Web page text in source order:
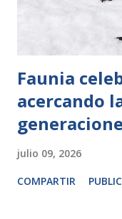
Faunia
acercando
julio 09, 2026
COMPARTIR